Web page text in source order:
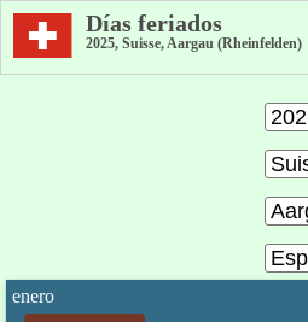
Días feriados
2025, Suisse, Aargau (Rheinfelden)
enero